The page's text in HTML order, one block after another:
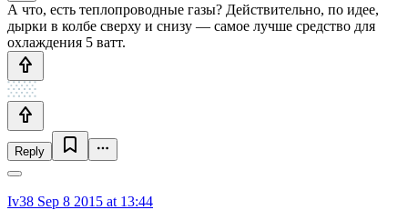
А что, есть теплопроводные газы? Действительно, по идее,
дырки в колбе сверху и снизу — самое лучше средство для
охлаждения 5 ватт.
Reply
Iv38 Sep 8 2015 at 13:44